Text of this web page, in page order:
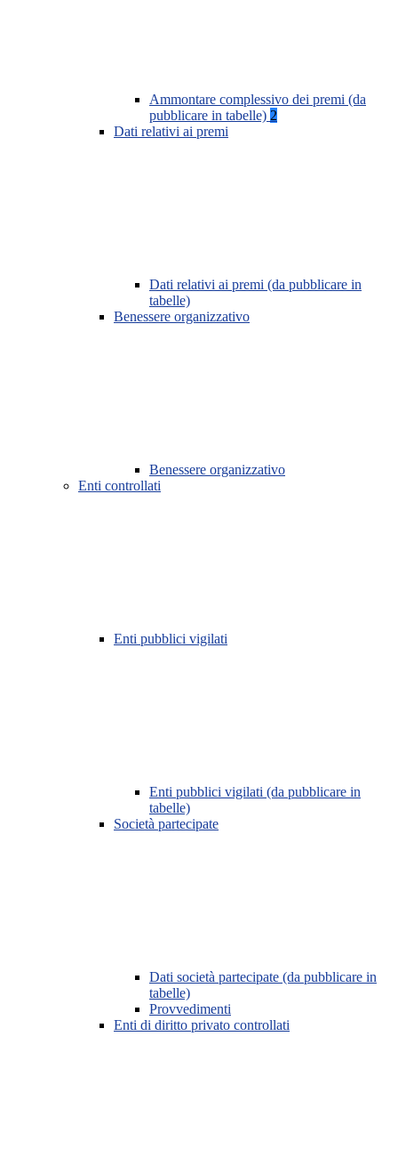
Ammontare complessivo dei premi (da
pubblicare in tabelle) 2
Dati relativi ai premi
Dati relativi ai premi (da pubblicare in
tabelle)
Benessere organizzativo
Benessere organizzativo
Enti controllati
Enti pubblici vigilati
Enti pubblici vigilati (da pubblicare in
tabelle)
Società partecipate
Dati società partecipate (da pubblicare in
tabelle)
Provvedimenti
Enti di diritto privato controllati